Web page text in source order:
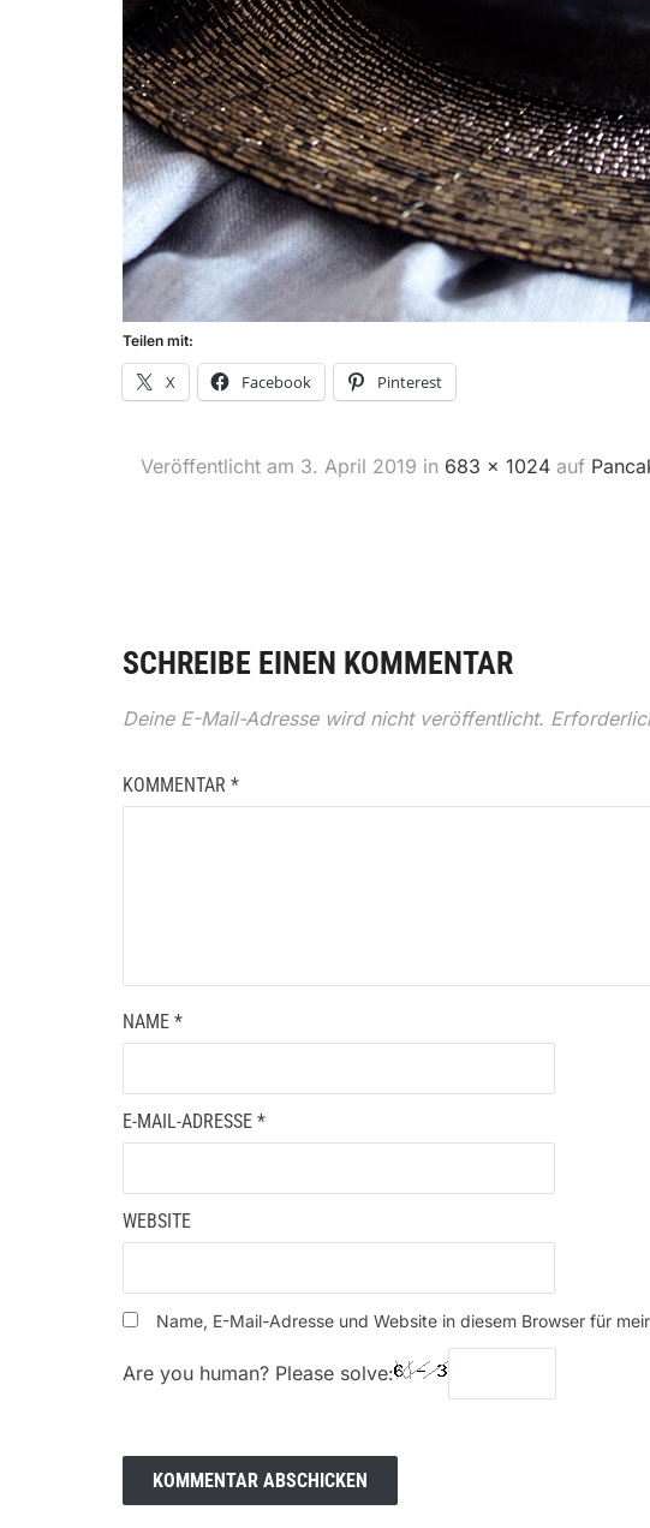
Teilen mit:
X Facebook Pinterest
Veröffentlicht am 3. April 2019 in 683 × 1024auf
SCHREIBE EINEN KOMMENTAR
Deine E-Mail-Adresse wird nicht veröffentlicht.
KOMMENTAR *
NAME *
E-MAIL-ADRESSE *
WEBSITE
Name, E-Mail-Adresse und Website in diesem Browser für
Are you human? Please solve: